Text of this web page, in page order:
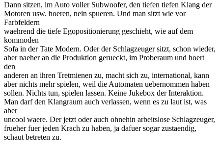
Dann sitzen, im Auto voller Subwoofer, den tiefen tiefen Klang der
Motoren usw. hoeren, nein spueren. Und man sitzt wie vor
Farbfeldern
waehrend die tiefe Egopositionierung geschieht, wie auf dem
kommoden
Sofa in der Tate Modern. Oder der Schlagzeuger sitzt, schon wieder,
aber naeher an die Produktion gerueckt, im Proberaum und hoert
den
anderen an ihren Tretmienen zu, macht sich zu, international, kann
aber nichts mehr spielen, weil die Automaten uebernommen haben
sollen. Nichts tun, spielen lassen. Keine Jukebox der Interaktion.
Man darf den Klangraum auch verlassen, wenn es zu laut ist, was
aber
uncool waere. Der jetzt oder auch ohnehin arbeitslose Schlagzeuger,
frueher fuer jeden Krach zu haben, ja dafuer sogar zustaendig,
schaut betreten zu.